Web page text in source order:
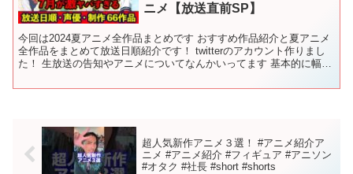
ニメ【放送直前SP】
今回は2024夏アニメ全作品まとめです おすすめ作品紹介と夏アニメ
全作品をまとめて放送日順紹介です！ twitterのアカウント作りまし
た！ 生放送の告知やアニメについてなんかいってます 基本的に幅広
超人気新作アニメ３選！ #アニメ紹介ア
ニメ #アニメ紹介 #フィギュア #アニソン
#オタク #社長 #short #shorts